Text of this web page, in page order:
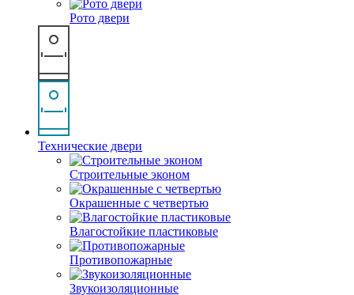
Рото двери
Технические двери
Строительные эконом
Окрашенные с четвертью
Влагостойкие пластиковые
Противопожарные
Звукоизоляционные